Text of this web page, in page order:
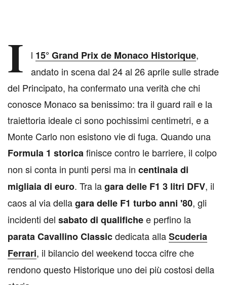
I l 15° Grand Prix de Monaco Historique,
andato in scena dal 24 al 26 aprile sulle strade
del Principato, ha confermato una verità che chi
conosce Monaco sa benissimo: tra il guard rail e la
traiettoria ideale ci sono pochissimi centimetri, e a
Monte Carlo non esistono vie di fuga. Quando una
Formula 1 storicafinisce contro le barriere, il colpo
non si conta in punti persi ma in centinaia di
migliaia di euro. Tra lagara delle F1 3 litri DFV, il
caos al via dellagara delle F1 turbo anni '80, gli
incidenti del sabato di qualifichee perfino la
parata Cavallino Classicdedicata allaScuderia
Ferrari, il bilancio del weekend tocca cifre che
rendono questo Historique uno dei più costosi della